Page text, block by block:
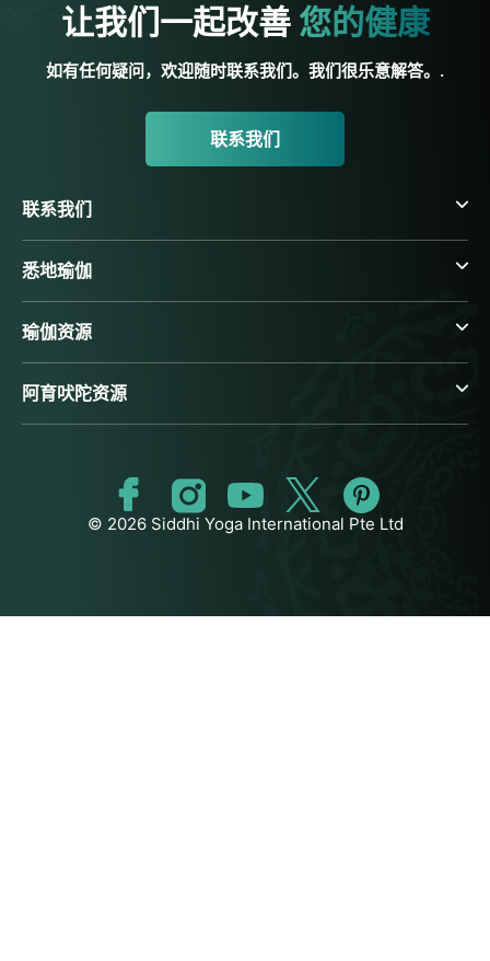
让我们一起改善 您的健康
如有任何疑问，欢迎随时联系我们。我们很乐意解答。.
联系我们
联系我们
悉地瑜伽
瑜伽资源
阿育吠陀资源
© 2026 Siddhi Yoga International Pte Ltd